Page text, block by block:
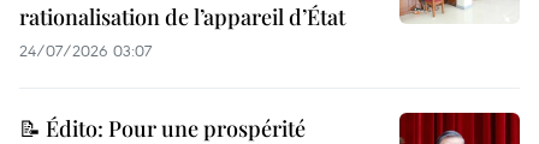
rationalisation de l’appareil d’État
24/07/2026 03:07
📝 Édito: Pour une prospérité